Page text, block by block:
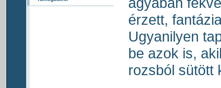
érzett,
Ugyanilyen
be azok is,
rozsból sütött